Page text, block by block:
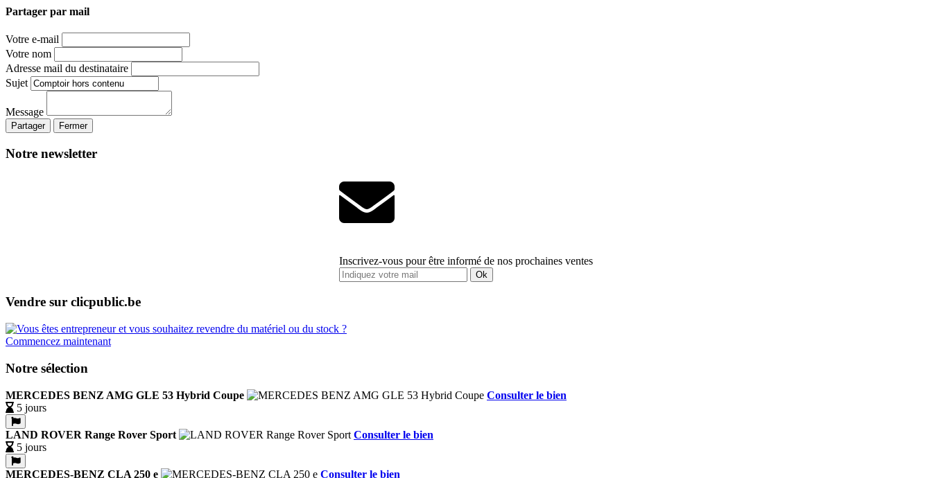
Partager par mail
Votre e-mail
Votre nom
Adresse mail du destinataire
Sujet
Message
Partager Fermer
Notre newsletter
Inscrivez-vous pour être informé de nos prochaines ventes
Ok
Vendre sur clicpublic.be
Commencez maintenant
Notre sélection
MERCEDES BENZ AMG GLE 53 Hybrid Coupe
Consulter le bien
5 jours
LAND ROVER Range Rover Sport
Consulter le bien
5 jours
MERCEDES-BENZ CLA 250 e
Consulter le bien